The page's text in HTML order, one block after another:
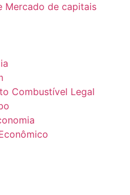
Mercado de capitais
Combustível Legal